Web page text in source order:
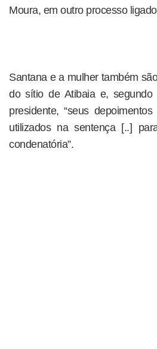
Moura, em outro processo
Santana e a mulher também
do sítio de Atibaia e,
presidente, “seus
utilizados na sentença [..]
condenatória”.